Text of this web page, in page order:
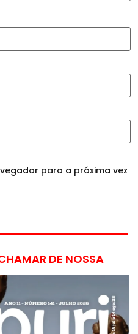
para a próxima vez
DE NOSSA